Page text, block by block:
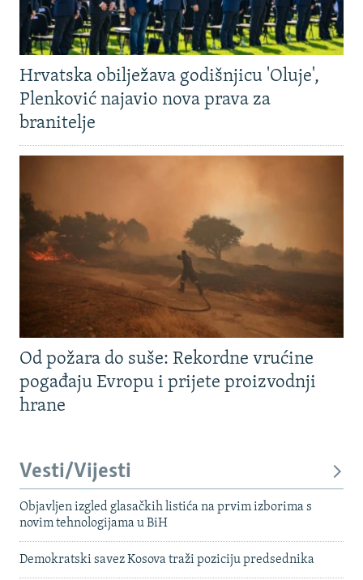
Hrvatska obilježava godišnjicu 'Oluje',
Plenković najavio nova prava za
branitelje
Od požara do suše: Rekordne vrućine
pogađaju Evropu i prijete proizvodnji
hrane
Vesti/Vijesti
Objavljen izgled glasačkih listića na prvim izborima s
novim tehnologijama u BiH
Demokratski savez Kosova traži poziciju predsednika